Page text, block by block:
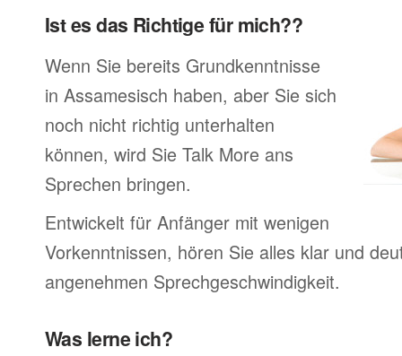
Ist es das Richtige für mich??
Wenn Sie bereits Grundkenntnisse
in Assamesisch haben, aber Sie sich
noch nicht richtig unterhalten
können, wird Sie Talk More ans
Sprechen bringen.
Entwickelt für Anfänger mit wenigen
Vorkenntnissen, hören Sie alles klar und
angenehmen Sprechgeschwindigkeit.
Was lerne ich?